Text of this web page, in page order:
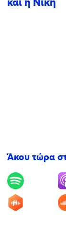
Άκου τώρα